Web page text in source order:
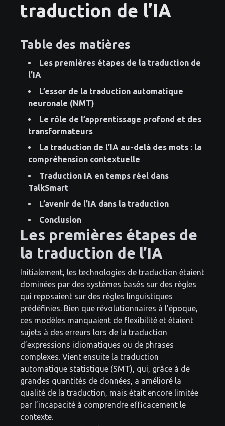
traduction de l’IA
Table des matières
Les premières étapes de la traduction de
l’IA
L’essor de la traduction automatique
neuronale (NMT)
Le rôle de l’apprentissage profond et des
transformateurs
La traduction de l’IA au-delà des mots : la
compréhension contextuelle
Traduction IA en temps réel dans
TalkSmart
L’avenir de l’IA dans la traduction
Conclusion
Les premières étapes de
la traduction de l’IA
Initialement, les technologies de traduction étaient
dominées par des systèmes basés sur des règles
qui reposaient sur des règles linguistiques
prédéfinies. Bien que révolutionnaires à l’époque,
ces modèles manquaient de flexibilité et étaient
sujets à des erreurs lors de la traduction
d’expressions idiomatiques ou de phrases
complexes. Vient ensuite la traduction
automatique statistique (SMT), qui, grâce à de
grandes quantités de données, a amélioré la
qualité de la traduction, mais était encore limitée
par l’incapacité à comprendre efficacement le
contexte.